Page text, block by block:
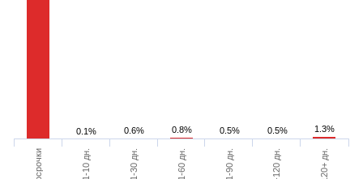
0.1% 0.6% 0.8% 0.5% 0.5% 1.3%
1-10 дн. 11-30 дн. 31-60 дн. 61-90 дн. 91-120 дн. 120+ дн.